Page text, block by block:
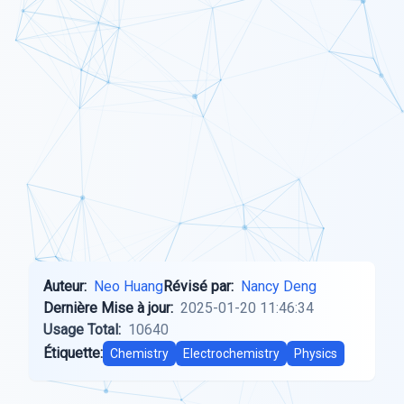
Auteur: Neo HuangRévisé par: Nancy Deng
Dernière Mise à jour: 2025-01-20 11:46:34
Usage Total: 10640
Étiquette: Chemistry Electrochemistry Physics